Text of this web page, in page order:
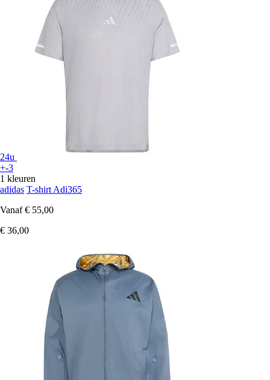
24u
+-3
1 kleuren
adidas T-shirt Adi365
Vanaf € 55,00
€ 36,00